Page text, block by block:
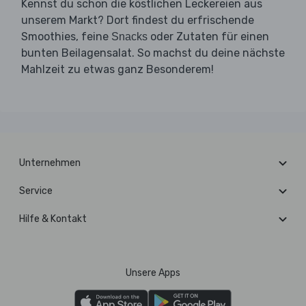
Kennst du schon die köstlichen Leckereien aus
unserem Markt? Dort findest du erfrischende
Smoothies, feine Snacks oder Zutaten für einen
bunten Beilagensalat. So machst du deine nächste
Mahlzeit zu etwas ganz Besonderem!
Unternehmen
Service
Hilfe & Kontakt
Unsere Apps